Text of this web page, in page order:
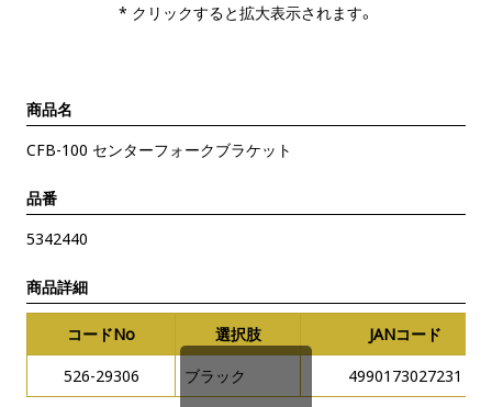
* クリックすると拡大表示されます。
商品名
CFB-100 センターフォークブラケット
品番
5342440
商品詳細
コードNo 選択肢
JANコード
526-29306
ブラック 4990173027231